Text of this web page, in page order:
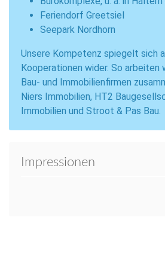
Feriendorf Greetsiel
Seepark Nordhorn
Unsere Kompetenz spiegelt sich
Kooperationen wider. So arbeiten
Bau- und Immobilienfirmen
Niers Immobilien, HT2
Immobilien und Stroot & Pas Bau.
Impressionen